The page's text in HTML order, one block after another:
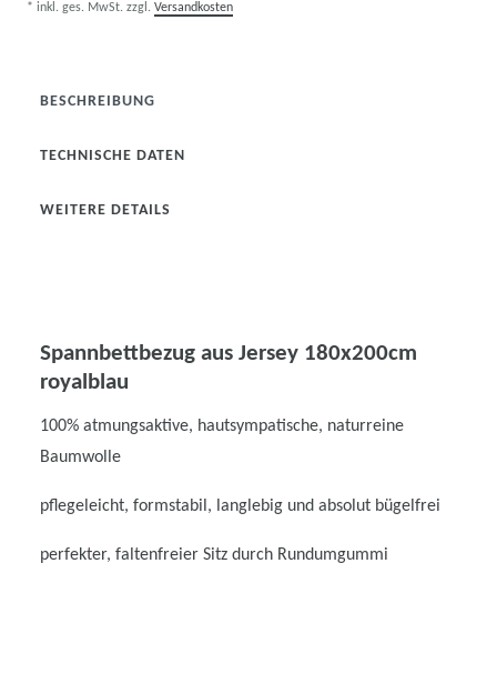
* inkl. ges. MwSt. zzgl. Versandkosten
BESCHREIBUNG
TECHNISCHE DATEN
WEITERE DETAILS
Spannbettbezug aus Jersey 180x200cm
royalblau
100% atmungsaktive, hautsympatische, naturreine
Baumwolle
pflegeleicht, formstabil, langlebig und absolut bügelfrei
perfekter, faltenfreier Sitz durch Rundumgummi